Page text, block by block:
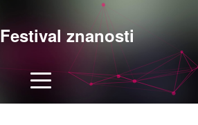
Festival znanosti